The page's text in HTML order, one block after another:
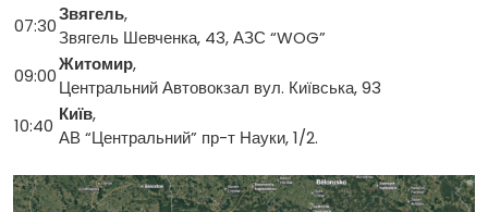
07:30
Звягель,
Звягель Шевченка, 43, АЗС “WOG”
09:00
Житомир,
Центральний Автовокзал вул. Київська, 93
10:40
Київ,
АВ “Центральний” пр-т Науки, 1/2.